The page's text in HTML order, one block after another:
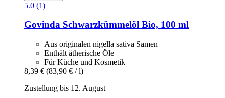
5.0 (1)
Govinda Schwarzkümmelöl Bio, 100 ml
Aus originalen nigella sativa Samen
Enthält ätherische Öle
Für Küche und Kosmetik
8,39 € (83,90 € / l)
Zustellung bis 12. August